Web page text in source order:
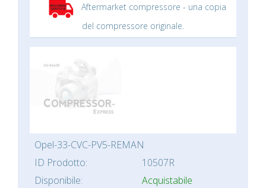
Aftermarket compressore - una copia
del compressore originale.
Opel-33-CVC-PV5-REMAN
ID Prodotto:
10507R
Disponibile:
Acquistabile